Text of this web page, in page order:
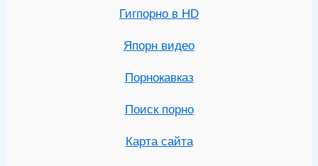
Гигпорно в HD
Япорн видео
Порнокавказ
Поиск порно
Карта сайта